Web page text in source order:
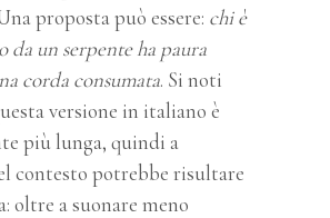
proposta può essere: chi è
da un serpente ha paura
corda consumata. Si noti
versione in italiano è
più lunga, quindi a
contesto potrebbe risultare
oltre a suonare meno